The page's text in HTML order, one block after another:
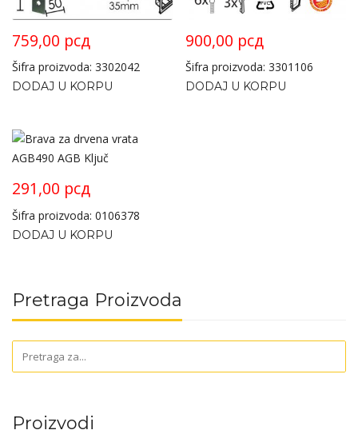
759,00 рсд
Šifra proizvoda: 3302042
DODAJ U KORPU
900,00 рсд
Šifra proizvoda: 3301106
DODAJ U KORPU
291,00 рсд
Šifra proizvoda: 0106378
DODAJ U KORPU
Pretraga Proizvoda
Proizvodi